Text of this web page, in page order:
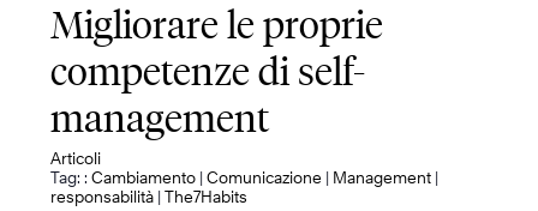
Migliorare le proprie
competenze di self-
management
Articoli
Tag: : Cambiamento |Comunicazione | Management |
responsabilità |The7Habits